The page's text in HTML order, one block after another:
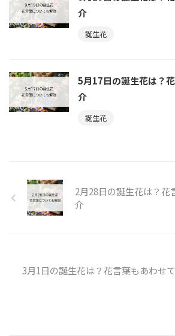
介
誕生花
5月17日の誕生花は？
介
誕生花
2月28日の誕生花は？花
介
3月1日の誕生花は？花言葉もあわせ